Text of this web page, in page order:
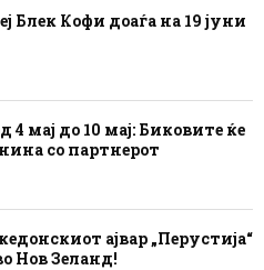
Блек Кофи доаѓа на 19 јуни
4 мај до 10 мај: Биковите ќе
со партнерот
ајвар „Перустија“
Нов Зеланд!